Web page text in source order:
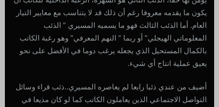
يكون ما يقدمه معروفا رغم أن ذلك قد لا يتناسب مع معايير التيار
العام. أما الذئب الثالث فهو ما يسميه المسيري ” الذئب
المعلوماتي الهيجلي” أو ربما ” النهم المعرفي” وهو رغبة الكاتب
بالكمال المستحيل الذي يجعله يرغب دوما في الأفضل على نحو
يعيق عملية انتاج أي شيء.
أضيف من عندي ذئبا رابعا لم يعاصره المسيري..ذئب قراء وسائل
التواصل الاجتماعي الذين يعاملون الكاتب كما لو كان مذيعا في